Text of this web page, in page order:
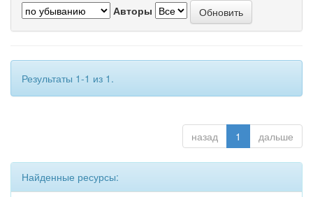
Авторы
Результаты 1-1 из 1.
назад 1 дальше
Найденные ресурсы: